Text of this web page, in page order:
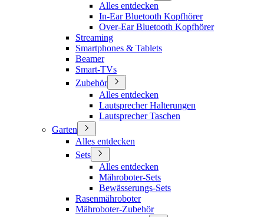
Alles entdecken
In-Ear Bluetooth Kopfhörer
Over-Ear Bluetooth Kopfhörer
Streaming
Smartphones & Tablets
Beamer
Smart-TVs
Zubehör
Alles entdecken
Lautsprecher Halterungen
Lautsprecher Taschen
Garten
Alles entdecken
Sets
Alles entdecken
Mähroboter-Sets
Bewässerungs-Sets
Rasenmähroboter
Mähroboter-Zubehör